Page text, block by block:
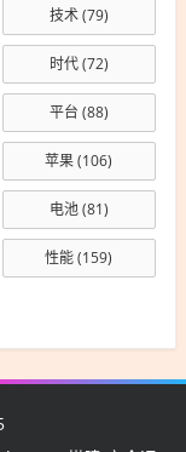
技术(79)
时代(72)
平台 (88)
苹果(106)
电池(81)
性能(159)